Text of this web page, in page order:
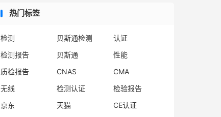
热门标签
检测 贝斯通检测
认证
检测报告
贝斯通
性能
质检报告
CNAS
CMA
无线
检测认证
检验报告
京东
天猫
CE认证